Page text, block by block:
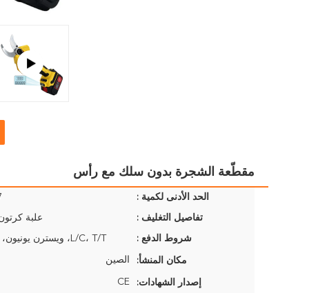
مقطّعة الشجرة بدون سلك مع رأس
الحد الأدنى لكمية : 7
تفاصيل التغليف : علبة
شروط الدفع : L/C، T/T، ويسترن يونيون، موني جرام
مكان المنشأ: الصين
إصدار الشهادات: CE